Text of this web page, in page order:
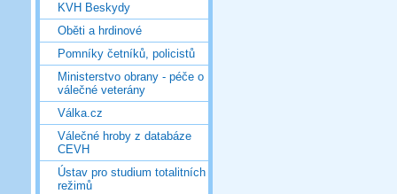
KVH Beskydy
Oběti a hrdinové
Pomníky četníků, policistů
Ministerstvo obrany - péče o
válečné veterány
Válka.cz
Válečné hroby z databáze
CEVH
Ústav pro studium totalitních
režimů